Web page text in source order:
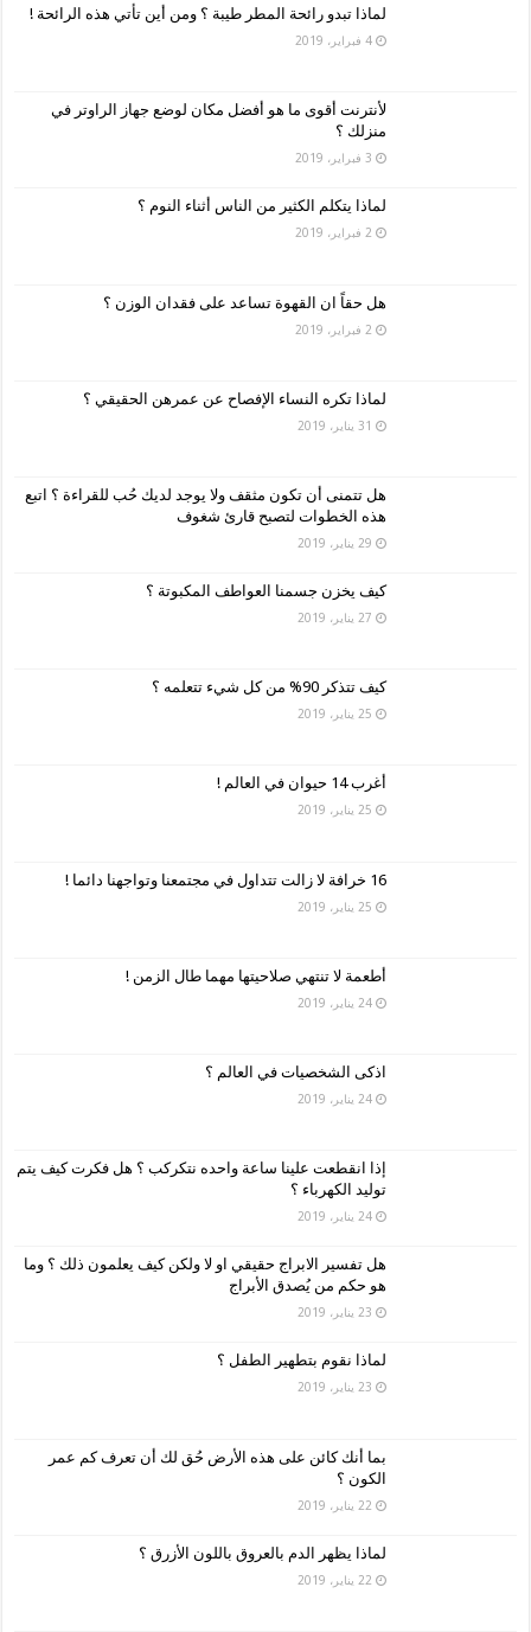
لماذا تبدو رائحة المطر طيبة ؟ ومن أين تأتي هذه الرائحة !
4 فبراير، 2019
لأنترنت أقوى ما هو أفضل مكان لوضع جهاز الراوتر في
منزلك ؟
3 فبراير، 2019
لماذا يتكلم الكثير من الناس أثناء النوم ؟
2 فبراير، 2019
هل حقاً ان القهوة تساعد على فقدان الوزن ؟
2 فبراير، 2019
لماذا تكره النساء الإفصاح عن عمرهن الحقيقي ؟
31 يناير، 2019
هل تتمنى أن تكون مثقف ولا يوجد لديك حُب للقراءة ؟ اتبع
هذه الخطوات لتصبح قارئ شغوف
29 يناير، 2019
كيف يخزن جسمنا العواطف المكبوتة ؟
27 يناير، 2019
كيف تتذكر 90% من كل شيء تتعلمه ؟
25 يناير، 2019
أغرب 14 حيوان في العالم !
25 يناير، 2019
16 خرافة لا زالت تتداول في مجتمعنا وتواجهنا دائما !
25 يناير، 2019
أطعمة لا تنتهي صلاحيتها مهما طال الزمن !
24 يناير، 2019
اذكى الشخصيات في العالم ؟
24 يناير، 2019
إذا انقطعت علينا ساعة واحده نتكركب ؟ هل فكرت كيف يتم
توليد الكهرباء ؟
24 يناير، 2019
هل تفسير الابراج حقيقي او لا ولكن كيف يعلمون ذلك ؟ وما
هو حكم من يُصدق الأبراج
23 يناير، 2019
لماذا نقوم بتطهير الطفل ؟
23 يناير، 2019
بما أنك كائن على هذه الأرض حُق لك أن تعرف كم عمر
الكون ؟
22 يناير، 2019
لماذا يظهر الدم بالعروق باللون الأزرق ؟
22 يناير، 2019